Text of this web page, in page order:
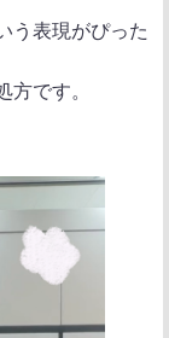
う表現がぴった
方です。